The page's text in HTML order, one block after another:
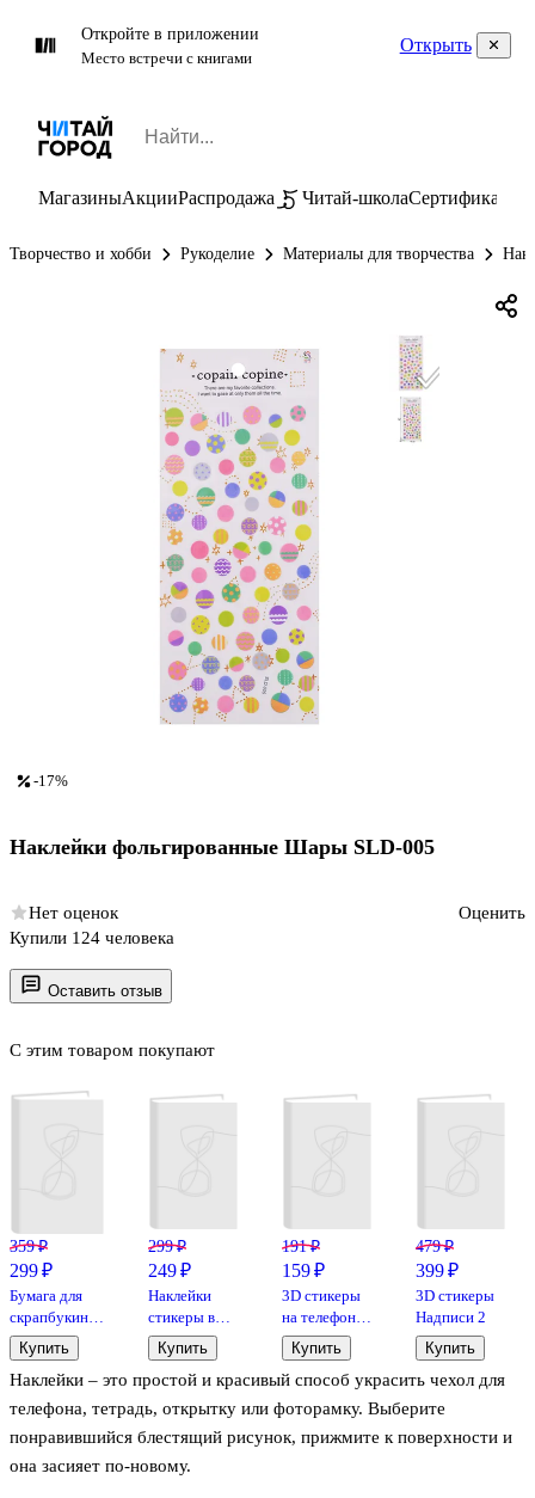
Откройте в приложении
Место встречи с книгами
Открыть
МагазиныАкцииРаспродажа Читай-школаСертификаты
Творчество и хобби Рукоделие Материалы для творчества
Оставить отзыв
Наклейки – это простой и красивый способ украсить чехол для
телефона, тетрадь, открытку или фоторамку. Выберите
понравившийся блестящий рисунок, прижмите к поверхности и
она засияет по-новому.
С этим товаром покупают
359 ₽
299 ₽
Бумага для
скрапбукинга
«Violet
Boom», 12
листов, 15х15
см,
12 дизайнов
Купить
299 ₽
249 ₽
Наклейки
стикеры в
рулоне
"Котики 1"
Купить
191 ₽
159 ₽
3D стикеры
на телефон,
планшет,
ноутбук
Котики 2
Купить
479 ₽
399 ₽
3D стикеры
Надписи 2
Купить
-17%
Наклейки фольгированные Шары SLD-005
Нет оценок
Оценить
Купили 124 человека